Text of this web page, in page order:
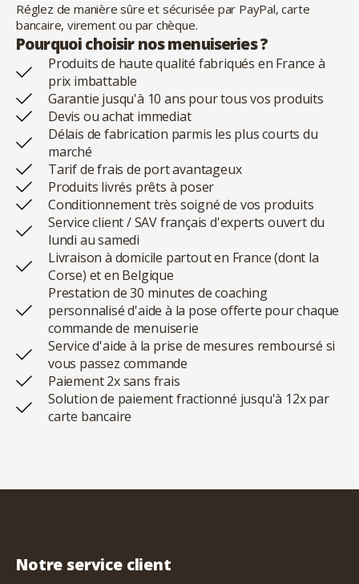
Réglez de manière sûre et sécurisée par PayPal, carte
bancaire, virement ou par chèque.
Pourquoi choisir nos menuiseries ?
Produits de haute qualité fabriqués en France à
prix imbattable
Garantie jusqu'à 10 ans pour tous vos produits
Devis ou achat immediat
Délais de fabrication parmis les plus courts du
marché
Tarif de frais de port avantageux
Produits livrés prêts à poser
Conditionnement très soigné de vos produits
Service client / SAV français d'experts ouvert du
lundi au samedi
Livraison à domicile partout en France (dont la
Corse) et en Belgique
Prestation de 30 minutes de coaching
personnalisé d'aide à la pose offerte pour chaque
commande de menuiserie
Service d'aide à la prise de mesures remboursé si
vous passez commande
Paiement 2x sans frais
Solution de paiement fractionné jusqu'à 12x par
carte bancaire
Notre service client